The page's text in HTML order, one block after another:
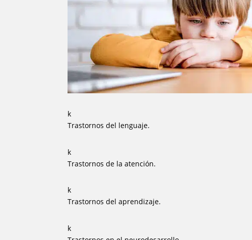
k
Trastornos del lenguaje.
k
Trastornos de la atención.
k
Trastornos del aprendizaje.
k